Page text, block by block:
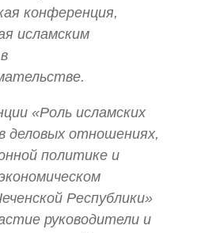
конференция,
исламским
«Роль исламских
деловых отношениях,
политике и
Республики»
руководители и